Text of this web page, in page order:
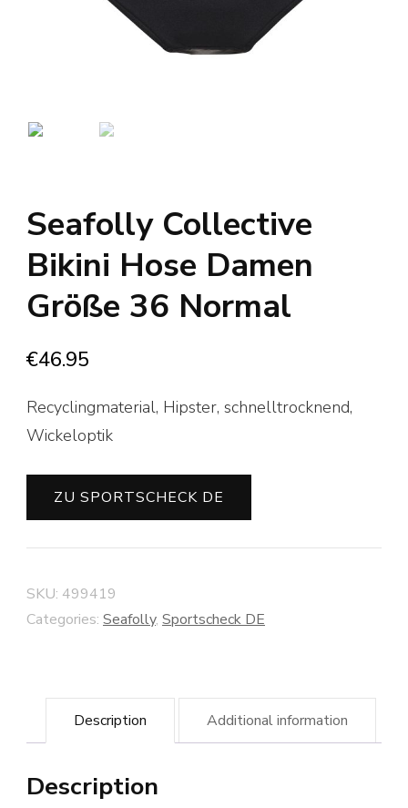
Seafolly Collective
Bikini Hose Damen
Größe 36 Normal
€46.95
Recyclingmaterial, Hipster, schnelltrocknend,
Wickeloptik
ZU SPORTSCHECK DE
SKU: 499419
Categories: Seafolly, Sportscheck DE
Description Additional information
Description